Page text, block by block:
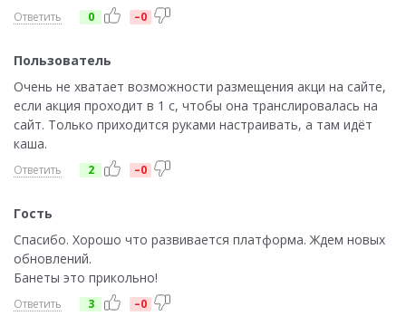
Ответить 0 –0
Пользователь
Очень не хватает возможности размещения акци на сайте,
если акция проходит в 1 с, чтобы она транслировалась на
сайт. Только приходится руками настраивать, а там идёт
каша.
Ответить 2 –0
Гость
Спасибо. Хорошо что развивается платформа. Ждем новых
обновлений.
Банеты это прикольно!
Ответить 3 –0